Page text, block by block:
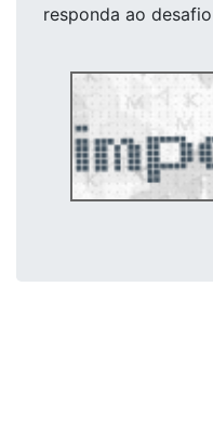
responda ao